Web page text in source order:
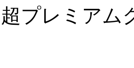
超プレミアム